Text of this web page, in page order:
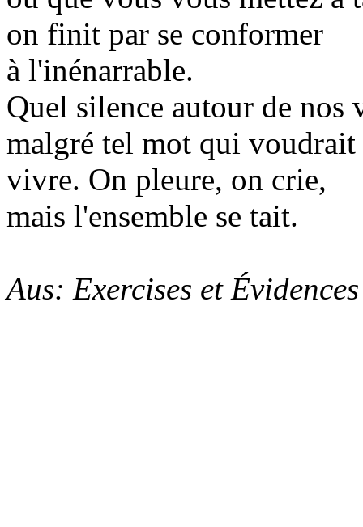
on finit par se conformer
à l'inénarrable.
Quel silence autour de nos
malgré tel mot qui voudrait
vivre. On pleure, on crie,
mais l'ensemble se tait.
Aus: Exercises et Évidences